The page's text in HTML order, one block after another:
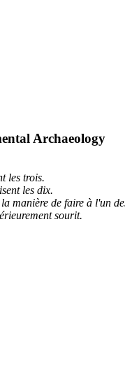
Archaeology
les trois.
les dix.
manière de faire à l'un
sourit.